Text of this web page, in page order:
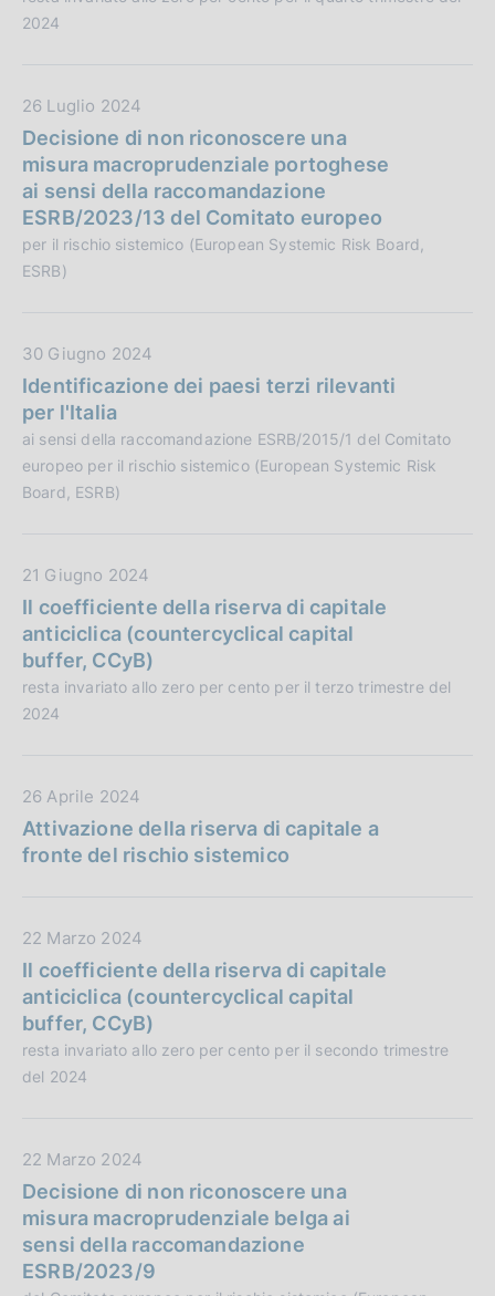
o
n
u
l
c
a
z
i
o
n
2024
D
a
t
a
P
u
b
i
a
z
i
o
n
26 Luglio 2024
Decisione di non riconoscere una
misura macroprudenziale portoghese
ai sensi della raccomandazione
ESRB/2023/13 del Comitato europeo
per il rischio sistemico (European Systemic Risk Board,
ESRB)
D
a
t
a
P
u
l
c
a
z
i
o
:
30 Giugno 2024
Identificazione dei paesi terzi rilevanti
per l'Italia
ai sensi della raccomandazione ESRB/2015/1 del Comitato
europeo per il rischio sistemico (European Systemic Risk
Board, ESRB)
D
a
t
a
P
u
l
c
a
o
n
e
:
21 Giugno 2024
Il coefficiente della riserva di capitale
anticiclica (countercyclical capital
buffer, CCyB)
resta invariato allo zero per cento per il terzo trimestre del
2024
D
a
t
u
b
l
i
c
a
o
n
e
:
26 Aprile 2024
Attivazione della riserva di capitale a
fronte del rischio sistemico
D
a
t
a
P
u
l
c
a
z
i
22 Marzo 2024
Il coefficiente della riserva di capitale
anticiclica (countercyclical capital
buffer, CCyB)
resta invariato allo zero per cento per il secondo trimestre
del 2024
D
a
t
a
P
u
22 Marzo 2024
Decisione di non riconoscere una
misura macroprudenziale belga ai
sensi della raccomandazione
ESRB/2023/9